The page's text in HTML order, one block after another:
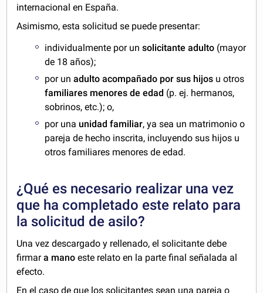
internacional en España.
Asimismo, esta solicitud se puede presentar:
individualmente por unsolicitante adulto (mayor
de 18 años);
por unadulto acompañado por sus hijos u otros
familiares menores de edad (p. ej. hermanos,
sobrinos, etc.); o,
por una unidad familiar, ya sea un matrimonio o
pareja de hecho inscrita, incluyendo sus hijos u
otros familiares menores de edad.
¿Qué es necesario realizar una vez
que ha completado este relato para
la solicitud de asilo?
Una vez descargado y rellenado, el solicitante debe
firmara mano este relato en la parte final señalada al
efecto.
En el caso de que los solicitantes sean una pareja o